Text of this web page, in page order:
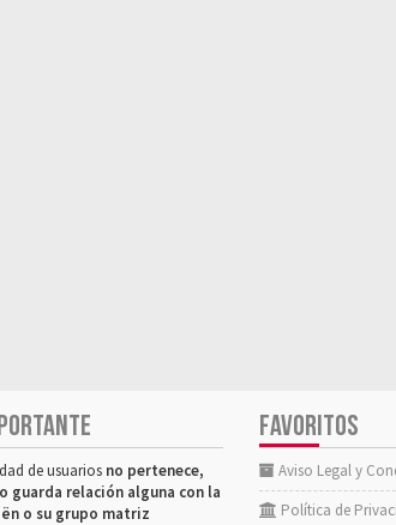
de usuarios no pertenece,
guarda relación alguna con la
o su grupo matriz
FAVORITOS
Aviso Legal y
Política de